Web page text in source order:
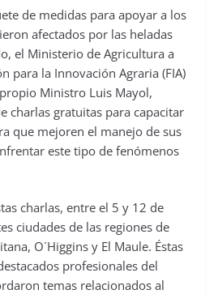
de medidas para apoyar a los
afectados por las heladas
el Ministerio de Agricultura a
para la Innovación Agraria (FIA)
Ministro Luis Mayol,
charlas gratuitas para capacitar
que mejoren el manejo de sus
este tipo de fenómenos
charlas, entre el 5 y 12 de
ciudades de las regiones de
O´Higgins y El Maule. Éstas
profesionales del
temas relacionados al